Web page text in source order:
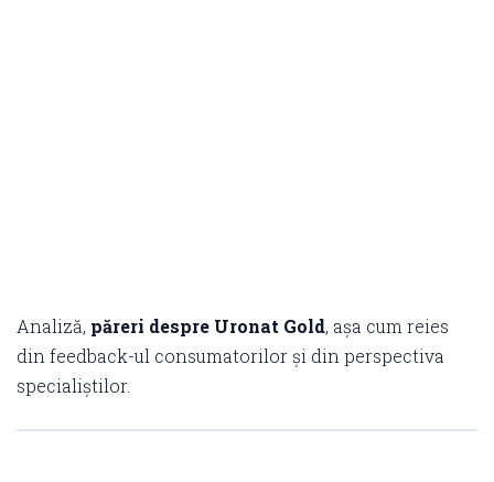
Analiză, păreri despre Uronat Gold, așa cum reies
din feedback-ul consumatorilor și din perspectiva
specialiștilor.